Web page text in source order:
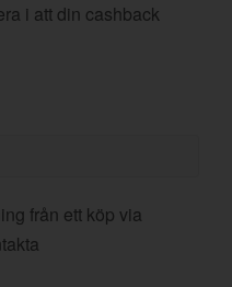
i att din cashback
från ett köp via